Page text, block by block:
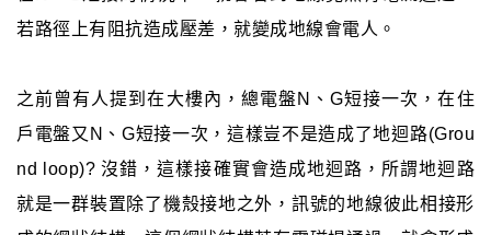
若路徑上有阻抗造成壓差，就變成地線會電人。
之前曾有人提到在大樓內，總電盤N、G短接一次，在住
戶電盤又N、G短接一次，這樣豈不是造成了地迴路(Grou
nd loop)? 沒錯，這樣接確實會造成地迴路，所謂地迴路
就是一群裝置除了機殼接地之外，訊號的地線彼此相接形